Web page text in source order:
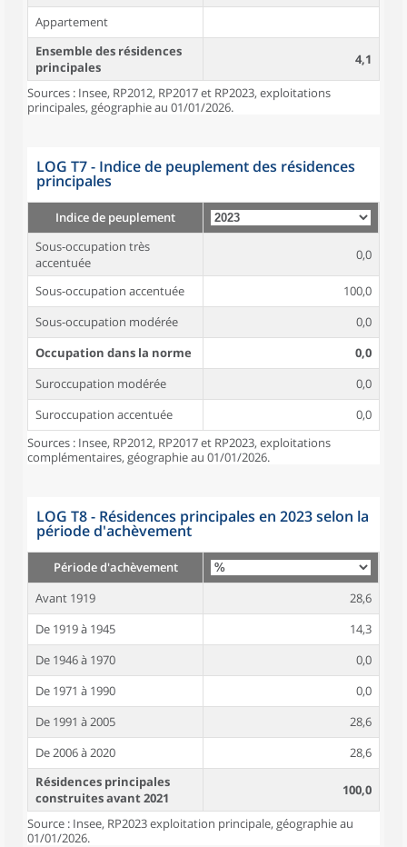
Appartement
Ensemble des résidences
principales
4,1
Sources : Insee, RP2012, RP2017 et RP2023, exploitations
principales, géographie au 01/01/2026.
LOG T7 - Indice de peuplement des résidences
principales
Indice de peuplement
Sous-occupation très
accentuée
0,0
Sous-occupation accentuée
100,0
Sous-occupation modérée
0,0
Occupation dans la norme
0,0
Suroccupation modérée
0,0
Suroccupation accentuée
0,0
Sources : Insee, RP2012, RP2017 et RP2023, exploitations
complémentaires, géographie au 01/01/2026.
LOG T8 - Résidences principales en 2023 selon la
période d'achèvement
Période d'achèvement
Avant 1919
28,6
De 1919 à 1945
14,3
De 1946 à 1970
0,0
De 1971 à 1990
0,0
De 1991 à 2005
28,6
De 2006 à 2020
28,6
Résidences principales
construites avant 2021
100,0
Source : Insee, RP2023 exploitation principale, géographie au
01/01/2026.